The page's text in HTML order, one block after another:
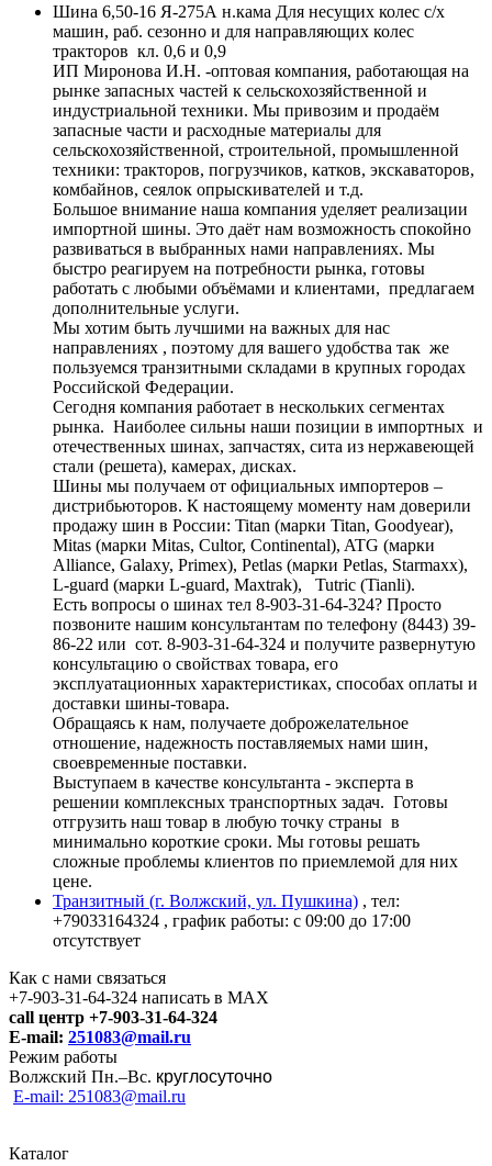
Шина 6,50-16 Я-275А н.кама Для несущих колес с/х
машин, раб. сезонно и для направляющих колес
тракторов кл. 0,6 и 0,9
ИП Миронова И.Н. -оптовая компания, работающая на
рынке запасных частей к сельскохозяйственной и
индустриальной техники. Мы привозим и продаём
запасные части и расходные материалы для
сельскохозяйственной, строительной, промышленной
техники: тракторов, погрузчиков, катков, экскаваторов,
комбайнов, сеялок опрыскивателей и т.д.
Большое внимание наша компания уделяет реализации
импортной шины. Это даёт нам возможность спокойно
развиваться в выбранных нами направлениях. Мы
быстро реагируем на потребности рынка, готовы
работать с любыми объёмами и клиентами, предлагаем
дополнительные услуги.
Мы хотим быть лучшими на важных для нас
направлениях , поэтому для вашего удобства так же
пользуемся транзитными складами в крупных городах
Российской Федерации.
Сегодня компания работает в нескольких сегментах
рынка. Наиболее сильны наши позиции в импортных и
отечественных шинах, запчастях, сита из нержавеющей
стали (решета), камерах, дисках.
Шины мы получаем от официальных импортеров –
дистрибьюторов. К настоящему моменту нам доверили
продажу шин в России: Titan (марки Titan, Goodyear),
Mitas (марки Mitas, Cultor, Continental), ATG (марки
Alliance, Galaxy, Primex), Petlas (марки Petlas, Starmaxx),
L-guard (марки L-guard, Maxtrak), Tutric (Tianli).
Есть вопросы о шинах тел 8-903-31-64-324? Просто
позвоните нашим консультантам по телефону (8443) 39-
86-22 или сот. 8-903-31-64-324 и получите развернутую
консультацию о свойствах товара, его
эксплуатационных характеристиках, способах оплаты и
доставки шины-товара.
Обращаясь к нам, получаете доброжелательное
отношение, надежность поставляемых нами шин,
своевременные поставки.
Выступаем в качестве консультанта - эксперта в
решении комплексных транспортных задач. Готовы
отгрузить наш товар в любую точку страны в
минимально короткие сроки. Мы готовы решать
сложные проблемы клиентов по приемлемой для них
цене.
Транзитный (г. Волжский, ул. Пушкина) , тел:
+79033164324 , график работы: с 09:00 до 17:00
отсутствует
Как с нами связаться
+7-903-31-64-324 написать в MAX
call центр +7-903-31-64-324
E-mail: 251083@mail.ru
Режим работы
Волжский Пн.–Вс. круглосуточно
E-mail: 251083@mail.ru
Каталог